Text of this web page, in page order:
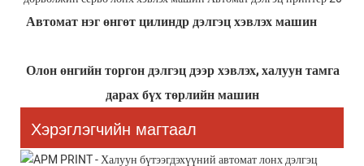
Автомат нэг өнгөт цилиндр дэлгэц хэвлэх машин
Олон өнгийн торгон дэлгэц дээр хэвлэх, халуун тамга
дарах бүх төрлийн машин
Хэрэглэгчийн магтаал